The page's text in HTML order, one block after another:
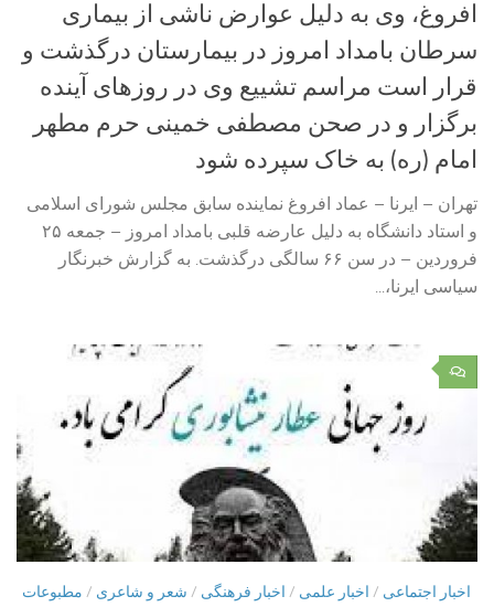
افروغ، وی به دلیل عوارض ناشی از بیماری
سرطان بامداد امروز در بیمارستان درگذشت و
قرار است مراسم تشییع وی در روزهای آینده
برگزار و در صحن مصطفی خمینی حرم مطهر
امام (ره) به خاک سپرده شود
تهران – ایرنا – عماد افروغ نماینده سابق مجلس شورای اسلامی
و استاد دانشگاه به دلیل عارضه قلبی بامداد امروز – جمعه ۲۵
فروردین – در سن ۶۶ سالگی درگذشت. به گزارش خبرنگار
سیاسی ایرنا،...
۰
اخبار اجتماعی / اخبار علمی / اخبار فرهنگی / شعر و شاعری / مطبوعات